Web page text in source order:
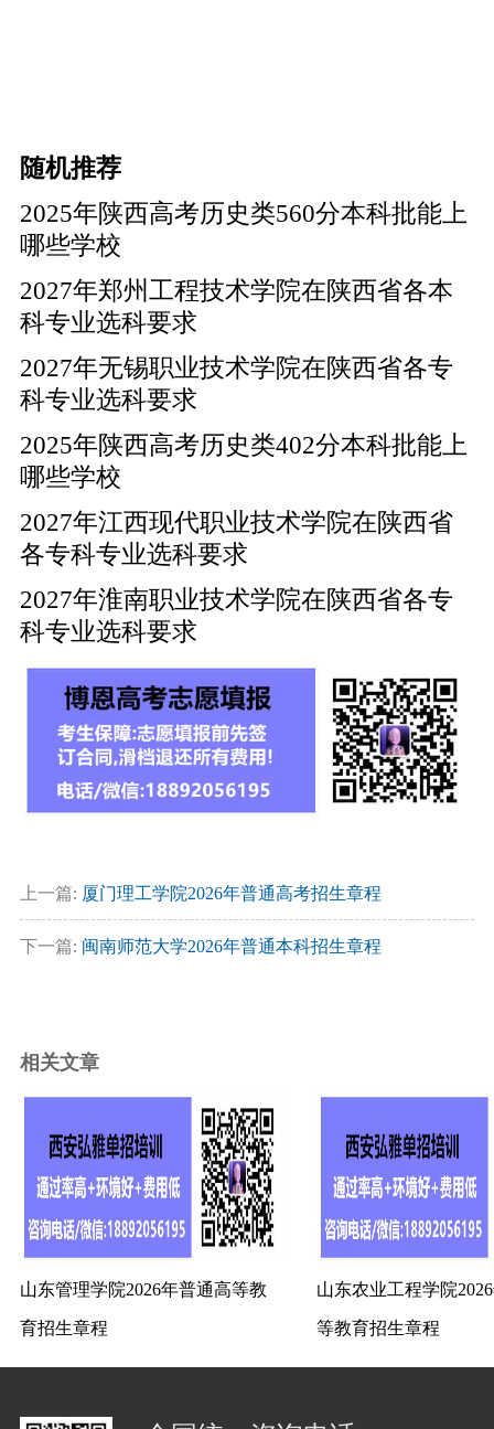
随机推荐
2025年陕西高考历史类560分本科批能上
哪些学校
2027年郑州工程技术学院在陕西省各本
科专业选科要求
2027年无锡职业技术学院在陕西省各专
科专业选科要求
2025年陕西高考历史类402分本科批能上
哪些学校
2027年江西现代职业技术学院在陕西省
各专科专业选科要求
2027年淮南职业技术学院在陕西省各专
科专业选科要求
上一篇: 厦门理工学院2026年普通高考招生章程
下一篇: 闽南师范大学2026年普通本科招生章程
相关文章
山东管理学院2026年普通高等教
育招生章程
山东农业工程学院
等教育招生章程